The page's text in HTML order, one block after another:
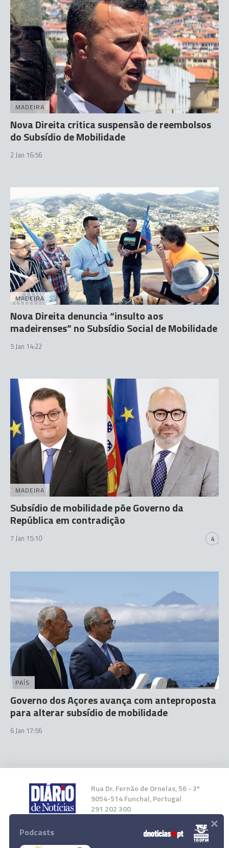
MADEIRA
Nova Direita critica suspensão de reembolsos
do Subsídio de Mobilidade
2 Jan 16:56
MADEIRA
Nova Direita denuncia “insulto aos
madeirenses” no Subsídio Social de Mobilidade
5 Jan 14:22
MADEIRA
Subsídio de mobilidade põe Governo da
República em contradição
7 Jan 15:10 4
PAÍS
Governo dos Açores avança com anteproposta
para alterar subsídio de mobilidade
6 Jan 17:56
Rua Dr. Fernão de Ornelas, 56 - 3º
9054-514 Funchal, Portugal
291 202 300
Instale a nossa App
Podcasts ×